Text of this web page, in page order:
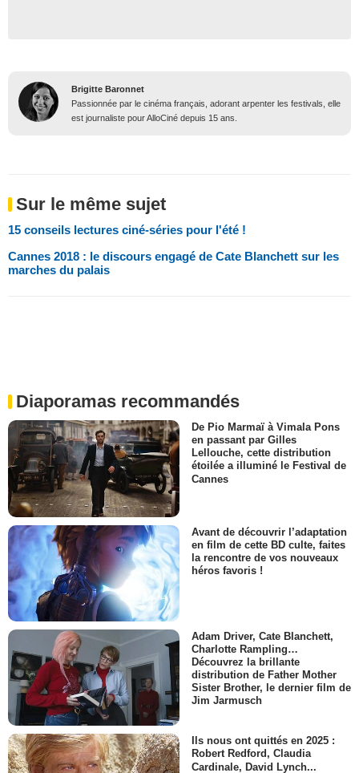
Brigitte Baronnet
Passionnée par le cinéma français, adorant arpenter les festivals, elle
est journaliste pour AlloCiné depuis 15 ans.
Sur le même sujet
15 conseils lectures ciné-séries pour l'été !
Cannes 2018 : le discours engagé de Cate Blanchett sur les
marches du palais
Diaporamas recommandés
De Pio Marmaï à Vimala Pons
en passant par Gilles
Lellouche, cette distribution
étoilée a illuminé le Festival de
Cannes
Avant de découvrir l’adaptation
en film de cette BD culte, faites
la rencontre de vos nouveaux
héros favoris !
Adam Driver, Cate Blanchett,
Charlotte Rampling…
Découvrez la brillante
distribution de Father Mother
Sister Brother, le dernier film de
Jim Jarmusch
Ils nous ont quittés en 2025 :
Robert Redford, Claudia
Cardinale, David Lynch...